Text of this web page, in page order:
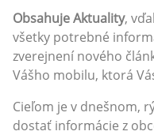
Obsahuje Aktuality,
všetky potrebné
zverejnení nového
Vášho mobilu, ktorá
Cieľom je v dnešnom,
dostať informácie z